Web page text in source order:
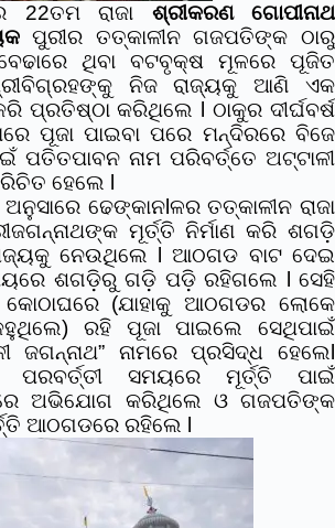
22ତମ ରାଜା ଶ୍ରୀକରଣ ଗୋପୀନାଥ
ପୁରୀର ତତ୍କାଳୀନ ଗଜପତିଙ୍କ ଠାରୁ
ଥିବା ବଟବୃକ୍ଷ ମୂଳରେ ପୂଜିତ
ନିଜ ରାଜ୍ୟକୁ ଆଣି ଏକ
ପ୍ରତିଷ୍ଠା କରିଥିଲେ l ଠାକୁର ଦୀର୍ଘବର୍ଷ
ପୂଜା ପାଇବା ପରେ ମନ୍ଦିରରେ ବିଜେ
ପତିତପାବନ ନାମ ପରିବର୍ତ୍ତେ ଅଟ୍ଟାଳୀ
ହେଲେ l
ଢେଙ୍କାନlଳର ତତ୍କାଳୀନ ରାଜା
ମୂର୍ତ୍ତି ନିର୍ମାଣ କରି ଶଗଡ଼ି
ନେଉଥିଲେ l ଆଠଗଡ ବାଟ ଦେଇ
ଶଗଡ଼ିରୁ ଗଡ଼ି ପଡ଼ି ରହିଗଲେ l ସେହି
(ଯାହାକୁ ଆଠଗଡର ଲୋକେ
ରହି ପୂଜା ପାଇଲେ ସେଥିପାଇଁ
ଜଗନ୍ନାଥ” ନାମରେ ପ୍ରସିଦ୍ଧ ହେଲେl
ପରବର୍ତ୍ତୀ ସମୟରେ ମୂର୍ତ୍ତି ପାଇଁ
ଅଭିଯୋଗ କରିଥିଲେ ଓ ଗଜପତିଙ୍କ
ଆଠଗଡରେ ରହିଲେ l